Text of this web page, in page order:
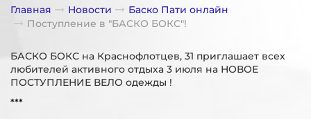
Главная Новости
Баско Пати онлайн
Поступление в "БАСКО БОКС"!
БАСКО БОКС на Краснофлотцев, 31 приглашает всех
любителей активного отдыха 3 июля на НОВОЕ
ПОСТУПЛЕНИЕ ВЕЛО одежды !
***